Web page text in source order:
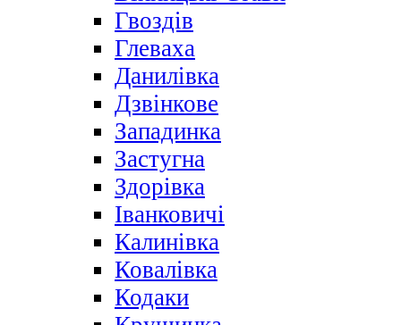
Гвоздів
Глеваха
Данилівка
Дзвінкове
Западинка
Застугна
Здорівка
Іванковичі
Калинівка
Ковалівка
Кодаки